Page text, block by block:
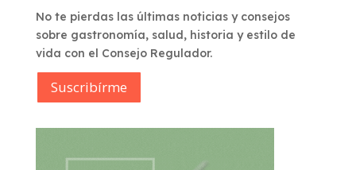
No te pierdas las últimas noticias y consejos
sobre gastronomía, salud, historia y estilo de
vida con el Consejo Regulador.
Suscribírme